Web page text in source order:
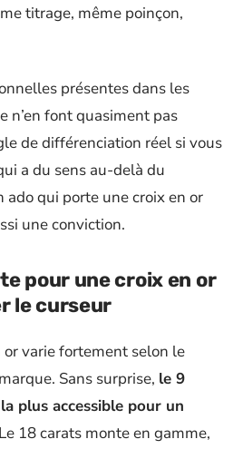
titrage, même poinçon,
présentes dans les
n’en font quasiment pas
de différenciation réel si vous
a du sens au-delà du
ado qui porte une croix en or
une conviction.
pour une croix en or
le curseur
or varie fortement selon le
Sans surprise, le 9
plus accessible pour un
18 carats monte en gamme,